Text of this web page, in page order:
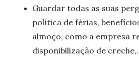
Guardar todas as suas
política de férias,
almoço, como a empresa
disponibilização de